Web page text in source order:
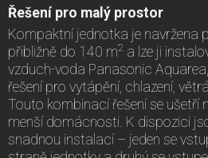
Řešení pro malý prostor
Kompaktní jednotka je navržena
přibližně do 140 m2 a lze ji
vzduch-voda Panasonic
řešení pro vytápění, chlazení,
Touto kombinací řešení se ušetří
menší domácnosti. K dispozici
snadnou instalací – jeden se